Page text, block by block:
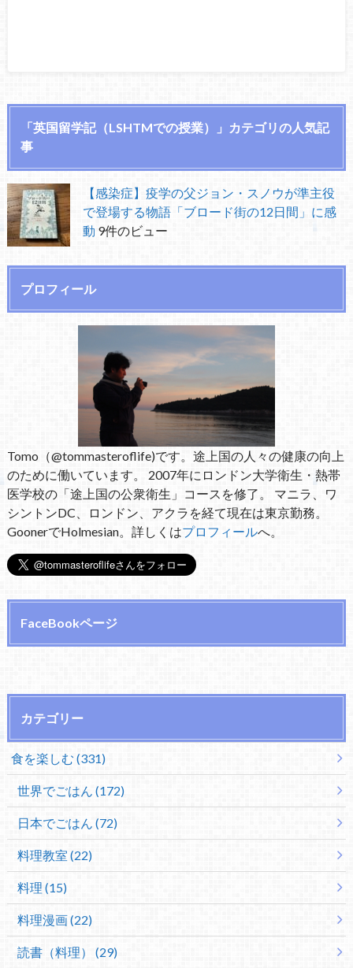
「英国留学記（LSHTMでの授業）」カテゴリの人気記
事
【感染症】疫学の父ジョン・スノウが準主役
で登場する物語「ブロード街の12日間」に感
動 9件のビュー
プロフィール
Tomo（@tommasteroflife)です。途上国の人々の健康の向上
のために働いています。 2007年にロンドン大学衛生・熱帯
医学校の「途上国の公衆衛生」コースを修了。 マニラ、ワ
シントンDC、ロンドン、アクラを経て現在は東京勤務。
GoonerでHolmesian。詳しくはプロフィールへ。
FaceBookページ
カテゴリー
食を楽しむ (331)
世界でごはん (172)
日本でごはん (72)
料理教室 (22)
料理 (15)
料理漫画 (22)
読書（料理） (29)